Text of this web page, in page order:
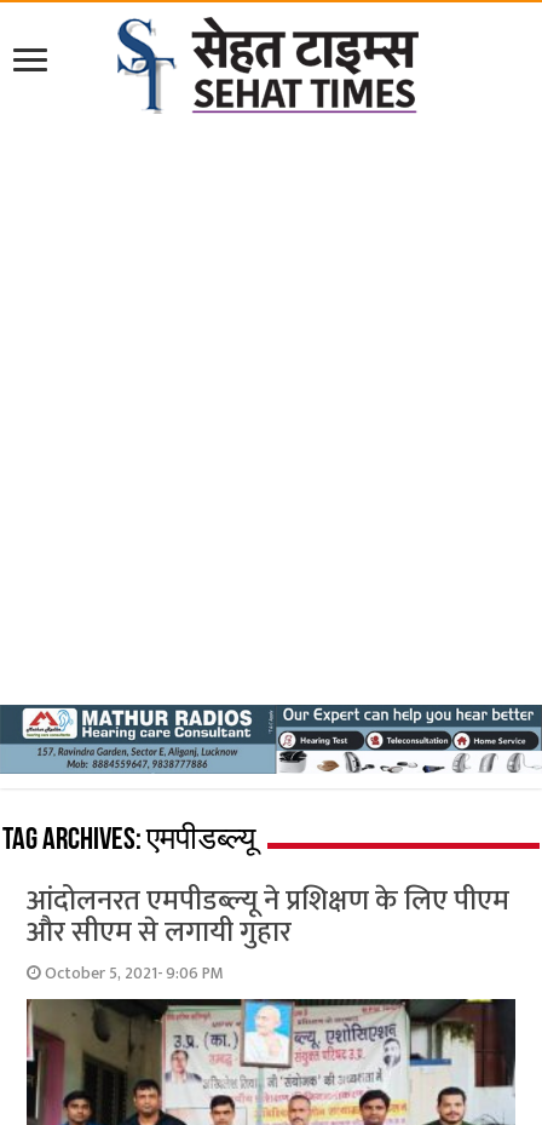
Tag Archives:एमपीडब्ल्यू
आंदोलनरत एमपीडब्‍ल्‍यू ने प्रशिक्षण के लिए पीएम
और सीएम से लगायी गुहार
October 5, 2021- 9:06 PM